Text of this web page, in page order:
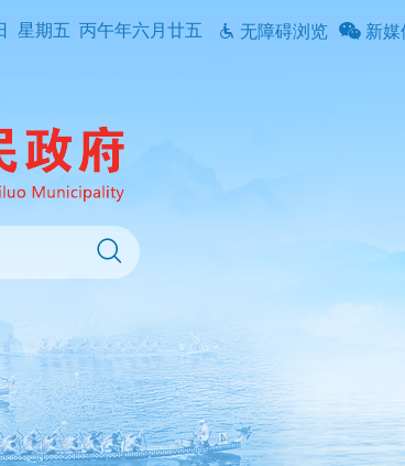
星期五 丙午年六月廿五 无障碍浏览 新